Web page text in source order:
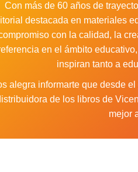
Con más de 60 años de
destacada en materiales
con la calidad, la
en el ámbito
inspiran tanto a
alegra informarte que desde el
de los libros de
mejor